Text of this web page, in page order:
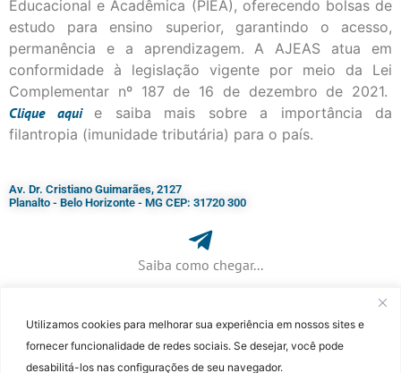
Utilizamos cookies para melhorar sua experiência em nossos sites e
fornecer funcionalidade de redes sociais. Se desejar, você pode
desabilitá-los nas configurações de seu navegador.
Educacional e Acadêmica (PIEA), oferecendo bolsas de
estudo para ensino superior, garantindo o acesso,
permanência e a aprendizagem. A AJEAS atua em
conformidade à legislação vigente por meio da Lei
Complementar nº 187 de 16 de dezembro de 2021.
Cliqueaqui
e saiba mais sobre a importância da
filantropia (imunidade tributária) para o país.
Av. Dr. Cristiano Guimarães, 2127
Planalto - Belo Horizonte - MG CEP: 31720 300
Saiba como chegar...
+ 55 (31) 3115-7000​